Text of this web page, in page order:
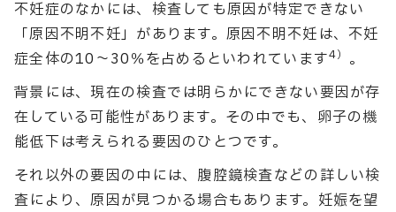
不妊症のなかには、検査しても原因が特定できない
「原因不明不妊」があります。原因不明不妊は、不妊
症全体の10〜30％を占めるといわれています4） 。
背景には、現在の検査では明らかにできない要因が存
在している可能性があります。その中でも、卵子の機
能低下は考えられる要因のひとつです。
それ以外の要因の中には、腹腔鏡検査などの詳しい検
査により、原因が見つかる場合もあります。妊娠を望